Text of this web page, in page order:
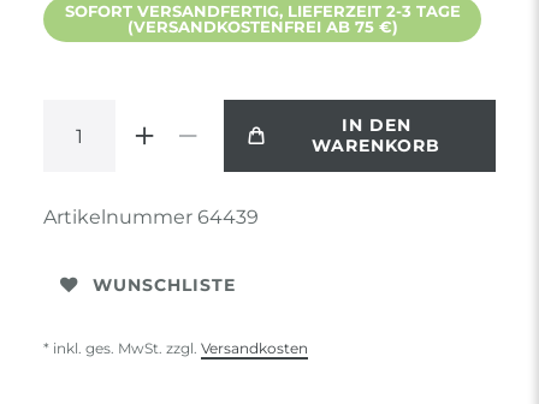
SOFORT VERSANDFERTIG, LIEFERZEIT 2-3 TAGE
(VERSANDKOSTENFREI AB 75 €)
IN DEN
WARENKORB
Artikelnummer 64439
WUNSCHLISTE
* inkl. ges. MwSt. zzgl. Versandkosten